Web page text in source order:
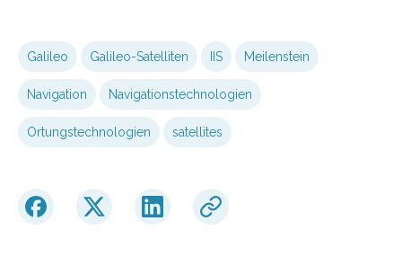
Galileo Galileo-Satelliten IIS Meilenstein
Navigation Navigationstechnologien
Ortungstechnologien satellites